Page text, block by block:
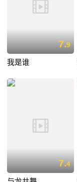
7.9
我是谁
7.4